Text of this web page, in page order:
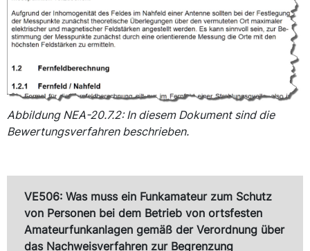
Abbildung NEA-20.7.2: In diesem Dokument sind die
Bewertungsverfahren beschrieben.
VE506: Was muss ein Funkamateur zum Schutz
von Personen bei dem Betrieb von ortsfesten
Amateurfunkanlagen gemäß der Verordnung über
das Nachweisverfahren zur Begrenzung